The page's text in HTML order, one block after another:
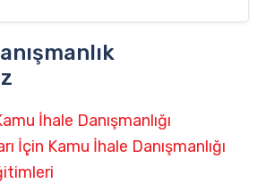
İhale Danışmanlığı
İçin Kamu İhale Danışmanlığı